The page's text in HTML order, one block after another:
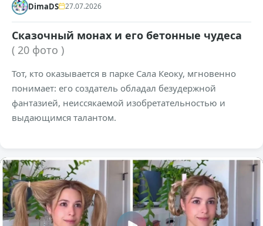
DimaDS 27.07.2026
Сказочный монах и его бетонные чудеса
( 20 фото )
Тот, кто оказывается в парке Сала Кеоку, мгновенно
понимает: его создатель обладал безудержной
фантазией, неиссякаемой изобретательностью и
выдающимся талантом.